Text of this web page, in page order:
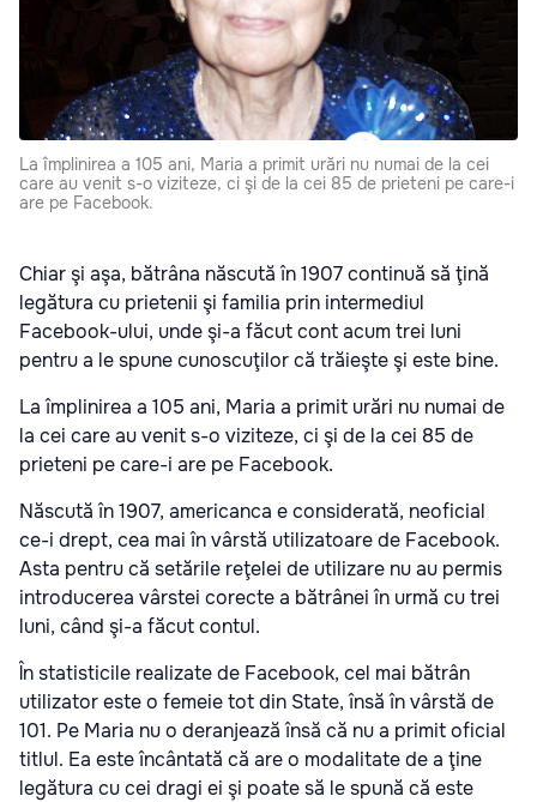
La împlinirea a 105 ani, Maria a primit urări nu numai de la cei
care au venit s-o viziteze, ci şi de la cei 85 de prieteni pe care-i
are pe Facebook.
Chiar şi aşa, bătrâna născută în 1907 continuă să ţină
legătura cu prietenii şi familia prin intermediul
Facebook-ului, unde şi-a făcut cont acum trei luni
pentru a le spune cunoscuţilor că trăieşte şi este bine.
La împlinirea a 105 ani, Maria a primit urări nu numai de
la cei care au venit s-o viziteze, ci şi de la cei 85 de
prieteni pe care-i are pe Facebook.
Născută în 1907, americanca e considerată, neoficial
ce-i drept, cea mai în vârstă utilizatoare de Facebook.
Asta pentru că setările reţelei de utilizare nu au permis
introducerea vârstei corecte a bătrânei în urmă cu trei
luni, când şi-a făcut contul.
În statisticile realizate de Facebook, cel mai bătrân
utilizator este o femeie tot din State, însă în vârstă de
101. Pe Maria nu o deranjează însă că nu a primit oficial
titlul. Ea este încântată că are o modalitate de a ţine
legătura cu cei dragi ei şi poate să le spună că este